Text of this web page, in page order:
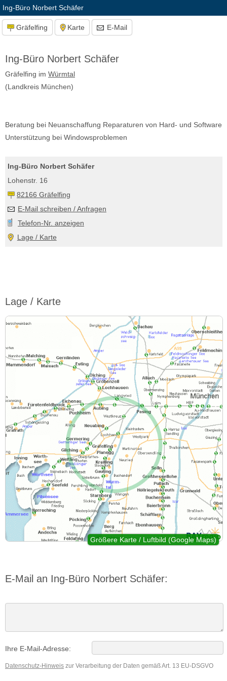
Ing-Büro Norbert Schäfer
Gräfelfing Karte E-Mail
Ing-Büro Norbert Schäfer
Gräfelfing im Würmtal
(Landkreis München)
Beratung bei Neuanschaffung Reparaturen von Hard- und Software
Unterstützung bei Windowsproblemen
Ing-Büro Norbert Schäfer
Lohenstr. 16
82166 Gräfelfing
E-Mail schreiben / Anfragen
Telefon-Nr. anzeigen
Lage / Karte
Lage / Karte
Größere Karte / Luftbild (Google Maps)
E-Mail an Ing-Büro Norbert Schäfer:
Ihre E-Mail-Adresse:
Datenschutz-Hinweis zur Verarbeitung der Daten gemäß Art. 13 EU-DSGVO